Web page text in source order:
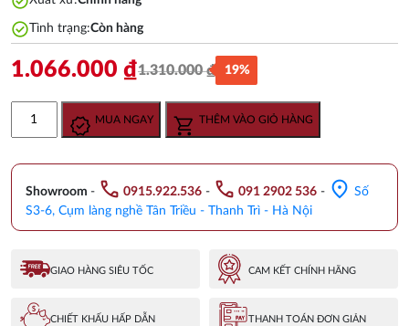
check_circleTình trạng:Còn hàng
1.310.000₫
Giá
gốc
là:
1.066.000 ₫
Giá
hiện
tại
1.066.000 ₫.
19%
LFV-
12AP
Lạnh
số
MUA NGAY THÊM VÀO GIỎ HÀNG
Showroom - call 0915.922.536 - call 091 2902 536 - location_on Số
S3-6, Cụm làng nghề Tân Triều - Thanh Trì - Hà Nội
GIAO HÀNG SIÊU TỐC CAM KẾT CHÍNH HÃNG
CHIẾT KHẤU HẤP DẪN THANH TOÁN ĐƠN GIẢN